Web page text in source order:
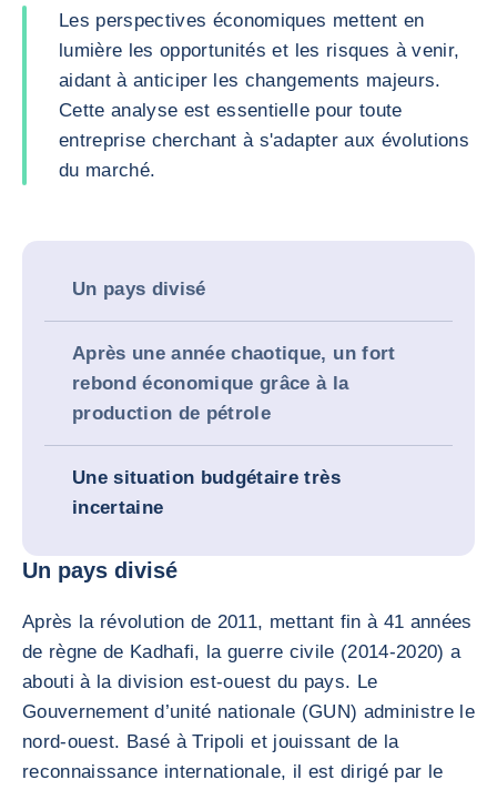
Les perspectives économiques mettent en
lumière les opportunités et les risques à venir,
aidant à anticiper les changements majeurs.
Cette analyse est essentielle pour toute
entreprise cherchant à s'adapter aux évolutions
du marché.
Un pays divisé
Après une année chaotique, un fort
rebond économique grâce à la
production de pétrole
Une situation budgétaire très
incertaine
Un pays divisé
Après la révolution de 2011, mettant fin à 41 années
de règne de Kadhafi, la guerre civile (2014-2020) a
abouti à la division est-ouest du pays. Le
Gouvernement d’unité nationale (GUN) administre le
nord-ouest. Basé à Tripoli et jouissant de la
reconnaissance internationale, il est dirigé par le